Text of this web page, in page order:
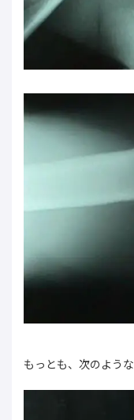
もっとも、次のような